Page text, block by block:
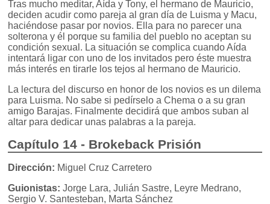
Tras mucho meditar, Aída y Tony, el hermano de Mauricio,
deciden acudir como pareja al gran día de Luisma y Macu,
haciéndose pasar por novios. Ella para no parecer una
solterona y él porque su familia del pueblo no aceptan su
condición sexual. La situación se complica cuando Aída
intentará ligar con uno de los invitados pero éste muestra
más interés en tirarle los tejos al hermano de Mauricio.
La lectura del discurso en honor de los novios es un dilema
para Luisma. No sabe si pedírselo a Chema o a su gran
amigo Barajas. Finalmente decidirá que ambos suban al
altar para dedicar unas palabras a la pareja.
Capítulo 14 - Brokeback Prisión
Dirección: Miguel Cruz Carretero
Guionistas: Jorge Lara, Julián Sastre, Leyre Medrano,
Sergio V. Santesteban, Marta Sánchez